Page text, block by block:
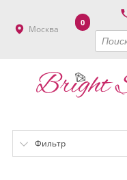
Москва
0
Фильтр